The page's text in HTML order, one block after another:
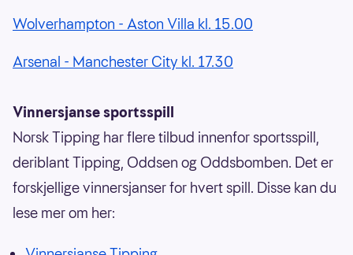
Wolverhampton - Aston Villa kl. 15.00
Arsenal - Manchester City kl. 17.30
Vinnersjanse sportsspill
Norsk Tipping har flere tilbud innenfor sportsspill,
deriblant Tipping, Oddsen og Oddsbomben. Det er
forskjellige vinnersjanser for hvert spill. Disse kan du
lese mer om her: